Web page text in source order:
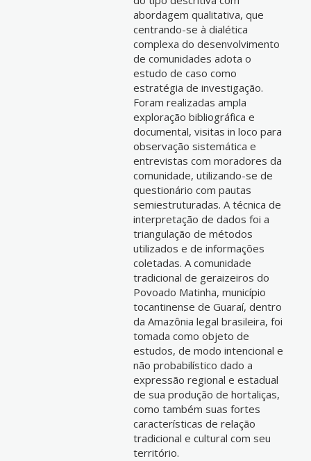
abordagem qualitativa, que
centrando-se à dialética
complexa do desenvolvimento
de comunidades adota o
estudo de caso como
estratégia de investigação.
Foram realizadas ampla
exploração bibliográfica e
documental, visitas in loco para
observação sistemática e
entrevistas com moradores da
comunidade, utilizando-se de
questionário com pautas
semiestruturadas. A técnica de
interpretação de dados foi a
triangulação de métodos
utilizados e de informações
coletadas. A comunidade
tradicional de geraizeiros do
Povoado Matinha, município
tocantinense de Guaraí, dentro
da Amazônia legal brasileira, foi
tomada como objeto de
estudos, de modo intencional e
não probabilístico dado a
expressão regional e estadual
de sua produção de hortaliças,
como também suas fortes
características de relação
tradicional e cultural com seu
território.